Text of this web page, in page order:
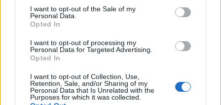
I want to opt-out of the Sale of my
Personal Data.
Opted In
I want to opt-out of processing my
Personal Data for Targeted Advertising.
Opted In
I want to opt-out of Collection, Use,
Retention, Sale, and/or Sharing of my
Personal Data that Is Unrelated with the
Purposes for which it was collected.
organisée en trois parties :
<p>Actuellement étudiant en licence de
commerce international à l’Université de
stage en marketing pour mettre en pratique
mes connaissances et découvrir le secteur de
la grande distribution. C’est lors de la